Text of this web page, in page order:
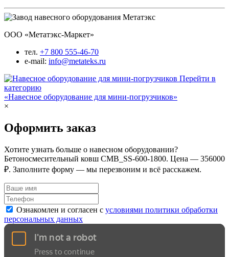
ООО «Метатэкс-Маркет»
тел. +7 800 555-46-70
e-mail: info@metateks.ru
Перейти в
категорию
«Навесное оборудование для мини-погрузчиков»
×
Оформить заказ
Хотите узнать больше о навесном оборудовании?
Бетоносмесительный ковш CMB_SS-600-1800. Цена — 356000
₽. Заполните форму — мы перезвоним и всё расскажем.
Ознакомлен и согласен с условиями политики обработки
персональных данных